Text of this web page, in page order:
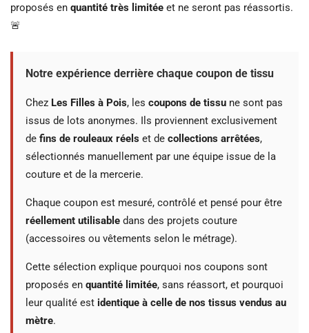
proposés en quantité très limitée et ne seront pas réassortis.
🚨
Notre expérience derrière chaque coupon de tissu
Chez Les Filles à Pois, les coupons de tissu ne sont pas
issus de lots anonymes. Ils proviennent exclusivement
de fins de rouleaux réels et de collections arrêtées,
sélectionnés manuellement par une équipe issue de la
couture et de la mercerie.
Chaque coupon est mesuré, contrôlé et pensé pour être
réellement utilisable dans des projets couture
(accessoires ou vêtements selon le métrage).
Cette sélection explique pourquoi nos coupons sont
proposés en quantité limitée, sans réassort, et pourquoi
leur qualité est identique à celle de nos tissus vendus au
mètre.